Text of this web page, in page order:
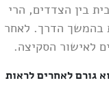
בין הצדדים, הרי
בהמשך הדרך. לאחר
לאישור הסקיצה.
גורם לאחרים לראות